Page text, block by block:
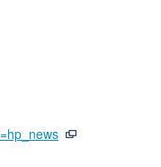
=hp_news